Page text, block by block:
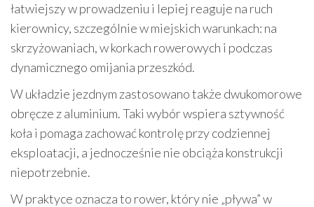
łatwiejszy w prowadzeniu i lepiej reaguje na ruch
kierownicy, szczególnie w miejskich warunkach: na
skrzyżowaniach, w korkach rowerowych i podczas
dynamicznego omijania przeszkód.
W układzie jezdnym zastosowano także dwukomorowe
obręcze z aluminium. Taki wybór wspiera sztywność
koła i pomaga zachować kontrolę przy codziennej
eksploatacji, a jednocześnie nie obciąża konstrukcji
niepotrzebnie.
W praktyce oznacza to rower, który nie „pływa” w